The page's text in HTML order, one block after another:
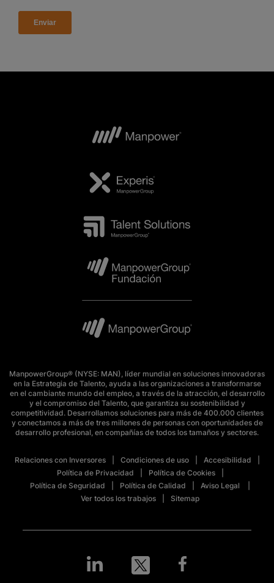
ManpowerGroup® (NYSE: MAN), líder mundial en soluciones innovadoras
en la Estrategia de Talento, ayuda a las organizaciones a transformarse
en el cambiante mundo del empleo, a través de la atracción, el desarrollo
y el compromiso del Talento, que garantiza su sostenibilidad y
competitividad. Desarrollamos soluciones para más de 400.000 clientes
y conectamos a más de tres millones de personas con oportunidades de
desarrollo profesional, en compañías de todos los tamaños y sectores.
Relaciones con Inversores Condiciones de uso
Accesibilidad
Política de Privacidad
Política de Cookies
Política de Seguridad
Política de Calidad
Aviso Legal
Ver todos los trabajos
Sitemap